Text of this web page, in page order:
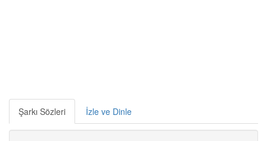
Şarkı Sözleri İzle ve Dinle